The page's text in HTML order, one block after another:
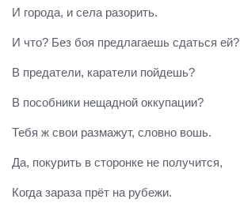
И города, и села разорить.
И что? Без боя предлагаешь сдаться ей?
В предатели, каратели пойдешь?
В пособники нещадной оккупации?
Тебя ж свои размажут, словно вошь.
Да, покурить в сторонке не получится,
Когда зараза прёт на рубежи.